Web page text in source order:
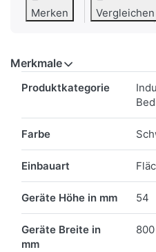
Merken Vergleichen
Merkmale
Produktkategorie
Farbe
Einbauart
Geräte Höhe in mm 54
Geräte Breite in
mm
800